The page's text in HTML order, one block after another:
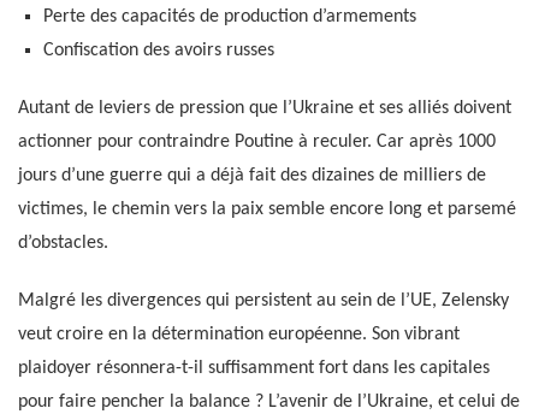
Perte des capacités de production d’armements
Confiscation des avoirs russes
Autant de leviers de pression que l’Ukraine et ses alliés doivent
actionner pour contraindre Poutine à reculer. Car après 1000
jours d’une guerre qui a déjà fait des dizaines de milliers de
victimes, le chemin vers la paix semble encore long et parsemé
d’obstacles.
Malgré les divergences qui persistent au sein de l’UE, Zelensky
veut croire en la détermination européenne. Son vibrant
plaidoyer résonnera-t-il suffisamment fort dans les capitales
pour faire pencher la balance ? L’avenir de l’Ukraine, et celui de